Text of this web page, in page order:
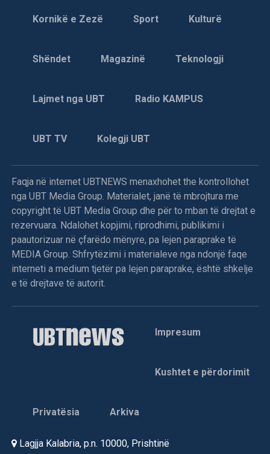
Kornikë e Zezë Sport Kulturë
Shëndet Magazinë Teknologji
Lajmet nga UBT Radio KAMPUS
UBT TV Kolegji UBT
Faqja në internet UBTNEWS menaxhohet the kontrollohet
nga UBT Media Group. Materialet, janë të mbrojtura me
copyright të UBT Media Group dhe për to mban të drejtat e
rezervuara. Ndalohet kopjimi, riprodhimi, publikimi i
paautorizuar në çfarëdo mënyre, pa lejen paraprake të
MEDIA Group. Shfrytëzimi i materialeve nga ndonjë faqe
interneti a medium tjetër pa lejen paraprake, është shkelje
e të drejtave të autorit.
Impresum
Kushtet e përdorimit
Privatësia Arkiva
Lagjja Kalabria, p.n. 10000, Prishtinë